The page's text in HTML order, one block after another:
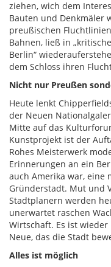
ziehen, wich dem
Bauten und Denkmäler
preußischen
Bahnen, ließ in
Berlin“
dem Schloss ihren
Nicht nur Preußen
Heute lenkt
der Neuen
Mitte auf das
Kunstprojekt ist der
Rohes Meisterwerk
Erinnerungen an ein
auch Amerika war, eine
Gründerstadt. Mut und
Stadtplanern werden
unerwartet raschen
Wirtschaft. Es ist
Neue, das die Stadt
Alles ist möglich